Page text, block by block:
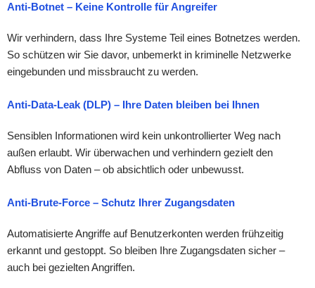
Anti-Botnet – Keine Kontrolle für Angreifer
Wir verhindern, dass Ihre Systeme Teil eines Botnetzes werden.
So schützen wir Sie davor, unbemerkt in kriminelle Netzwerke
eingebunden und missbraucht zu werden.
Anti-Data-Leak (DLP) – Ihre Daten bleiben bei Ihnen
Sensiblen Informationen wird kein unkontrollierter Weg nach
außen erlaubt. Wir überwachen und verhindern gezielt den
Abfluss von Daten – ob absichtlich oder unbewusst.
Anti-Brute-Force – Schutz Ihrer Zugangsdaten
Automatisierte Angriffe auf Benutzerkonten werden frühzeitig
erkannt und gestoppt. So bleiben Ihre Zugangsdaten sicher –
auch bei gezielten Angriffen.